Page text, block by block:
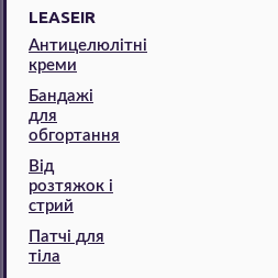
LEASEIR
Антицелюлітні
креми
Бандажі
для
обгортання
Від
розтяжок і
стрий
Патчі для
тіла